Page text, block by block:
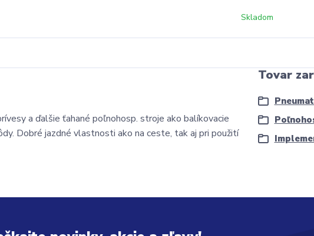
Skladom
a ďalšie ťahané poľnohosp. stroje ako balíkovacie
Dobré jazdné vlastnosti ako na ceste, tak aj pri použití
Tovar